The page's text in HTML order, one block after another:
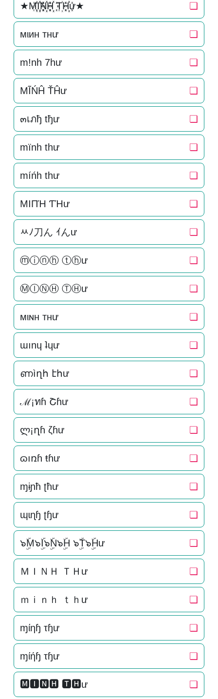
★M꙰I꙰꙰N꙰꙰H꙰꙰ T꙰H꙰꙰ư★ ❏
мιин тнư ❏
m!nh 7hư ❏
MĨŃĤ ŤĤư ❏
๓เภђ tђư ❏
mïnh thư ❏
míńh thư ❏
MIПΉ ƬΉư ❏
ﾶﾉ刀ん ｲんư ❏
ⓜⓘⓝⓗ ⓣⓗư ❏
ⓂⒾⓃⒽ ⓉⒽư ❏
мιɴн тнư ❏
ɯınɥ ʇɥư ❏
ണìղհ էհư ❏
ℳ¡ทɦ Շɦư ❏
ლ¡ղɦ ζɦư ❏
ɷıռɦ ŧɦư ❏
ɱɨɲħ ʈħư ❏
ɰɩɳɧ ʈɧư ❏
๖ۣۜM๖ۣۜI๖ۣۜN๖ۣۜH ๖ۣۜT๖ۣۜHư ❏
ＭＩＮＨ ＴＨư ❏
ｍｉｎｈ ｔｈư ❏
ɱίηɧ τɧư ❏
ɱίήɧ τɧư ❏
🅼🅸🅽🅷 🆃🅷ư ❏